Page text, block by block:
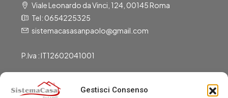
Gestisci Consenso
Viale Leonardo da Vinci, 124, 00145 Roma
Tel: 0654225325
sistemacasasanpaolo@gmail.com
P.Iva : IT12602041001
Gli Uffici Sono Aperti